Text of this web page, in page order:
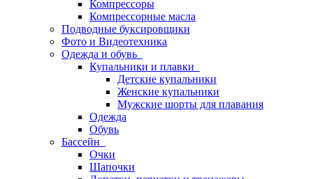
Компрессоры
Компрессорные масла
Подводные буксировщики
Фото и Видеотехника
Одежда и обувь
Купальники и плавки
Детские купальники
Женские купальники
Мужские шорты для плавания
Одежда
Обувь
Бассейн
Очки
Шапочки